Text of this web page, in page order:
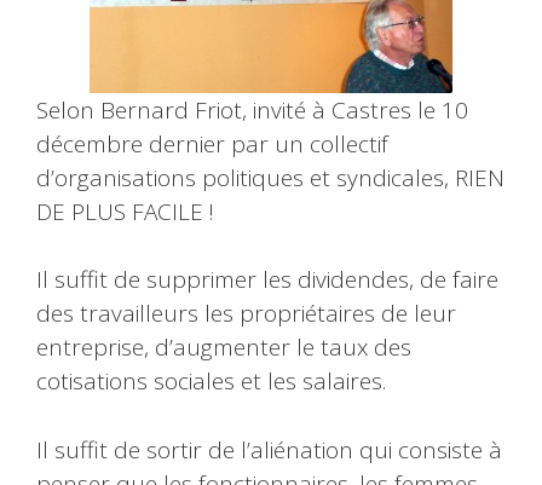
Selon Bernard Friot, invité à Castres le 10
décembre dernier par un collectif
d’organisations politiques et syndicales, RIEN
DE PLUS FACILE !
Il suffit de supprimer les dividendes, de faire
des travailleurs les propriétaires de leur
entreprise, d’augmenter le taux des
cotisations sociales et les salaires.
Il suffit de sortir de l’aliénation qui consiste à